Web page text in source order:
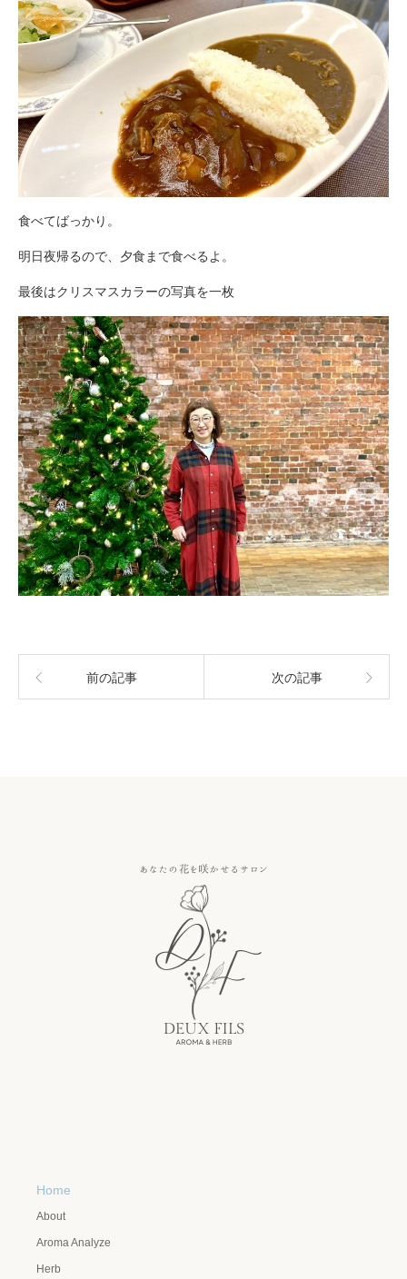
食べてばっかり。
明日夜帰るので、夕食まで食べるよ。
最後はクリスマスカラーの写真を一枚
前の記事 次の記事
Home
About
Aroma Analyze
Herb